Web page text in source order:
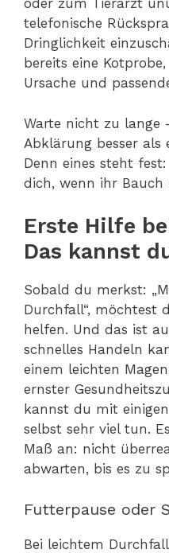
oder zum Tierarzt
telefonische
Dringlichkeit
bereits eine
Ursache und
Warte nicht zu lange
Abklärung besser als
Denn eines steht
dich, wenn ihr Bauch
Erste Hilfe
Das kannst
Sobald du merkst:
Durchfall“, möchtest
helfen. Und das ist
schnelles Handeln
einem leichten
ernster
kannst du mit
selbst sehr viel tun.
Maß an: nicht
abwarten, bis es zu
Futterpause oder
Bei leichtem